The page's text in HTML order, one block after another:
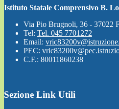
Istituto Statale Comprensivo B.
Via Pio Brugnoli, 36 - 37022
Tel: Tel. 045 7701272
Email:
PEC:
C.F.: 80011860238
Sezione Link Utili